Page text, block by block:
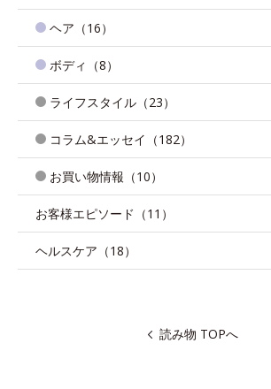
ヘア（16）
ボディ（8）
ライフスタイル（23）
コラム&エッセイ（182）
お買い物情報（10）
お客様エピソード（11）
ヘルスケア（18）
読み物 TOPへ